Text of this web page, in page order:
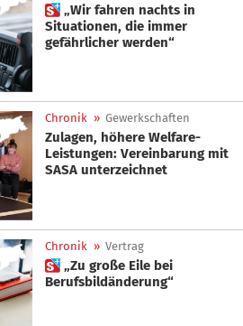
 „Wir fahren nachts in
Situationen, die immer
gefährlicher werden“
Chronik » Gewerkschaften
Zulagen, höhere Welfare-
Leistungen: Vereinbarung mit
SASA unterzeichnet
Chronik » Vertrag
 „Zu große Eile bei
Berufsbildänderung“